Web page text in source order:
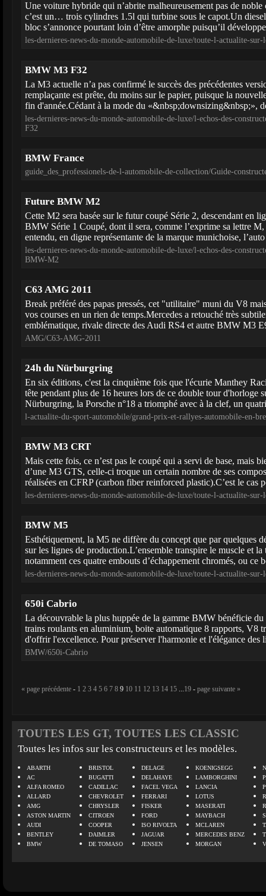
Une voiture hybride qui n’abrite malheureusement pas de
c’est un… trois cylindres 1.5l qui turbine sous le capot.Un
bloc s’annonce pourtant loin d’être amorphe puisqu’il
les-dernieres-news-du-monde-automobile-de-luxe/toute-l-actualite-
BMW M3 F32
La M3 actuelle n’a pas confirmé le succès des précédentes
remplaçante est prête, du moins sur le papier, puisque la
fin d'année.Cédant à la mode du «&nbsp;downsizing&nbsp;»,
les-dernieres-news-du-monde-automobile-de-luxe/l-echos-des-
F32
BMW France
guide_des_professionels-de-l-automobile-de-collection/Guide-
Future BMW M2
Cette M2 sera basée sur le futur coupé Série 2, descendant en
BMW Série 1 Coupé, dont il sera, comme l’exprime sa lettre
entendu, en digne représentante de la marque munichoise,
les-dernieres-news-du-monde-automobile-de-luxe/l-echos-des-
BMW-M2
C63 AMG 2011
Break préféré des papas pressés, cet "utilitaire" muni du V8
vos courses en un rien de temps.Mercedes a retouché très
emblématique, rivale directe des Audi RS4 et autre BMW M3
AMG/C63-AMG-2011
24h du Nürburgring
En six éditions, c'est la cinquième fois que l'écurie Manthey
tête pendant plus de 16 heures lors de ce double tour d'horloge
Nürburgring, la Porsche n°18 a triomphé avec à la clef, un
l-actualite-du-sport-automobile/grand-prix-et-rallyes-automobile-en-
BMW M3 CRT
Mais cette fois, ce n’est pas le coupé qui a servi de base, mais
d’une M3 GTS, celle-ci troque un certain nombre de ses
réalisées en CFRP (carbon fiber reinforced plastic).C’est le cas
les-dernieres-news-du-monde-automobile-de-luxe/toute-l-actualite-
BMW M5
Esthétiquement, la M5 ne diffère du concept que par quelques
sur les lignes de production.L’ensemble transpire le muscle et la
notamment ces quatre embouts d’échappement chromés, ou ce
les-dernieres-news-du-monde-automobile-de-luxe/toute-l-actualite-
650i Cabrio
La découvrable la plus huppée de la gamme BMW bénéficie
trains roulants en aluminium, boite automatique 8 rapports, V8
d'offrir l'excellence. Pour préserver l'harmonie et l'élégance des
BMW/650i-Cabrio
« page précédente - 1 2 3 4 5 6 7 8 9 10 11 12 13 14 15 ...19 - page suivante »
TOUTES LES GT, TOUTES LES CLASSIC
Toutes les infos sur les constructeurs et les modèles.
ABARTH
AC
ALFA ROMEO
ALLARD
AMG
ASTON MARTIN
AUDI
BENTLEY
BMW
BRISTOL
BUGATTI
CADILLAC
CHEVROLET
CHRYSLER
CITROEN
COOPER
DAIMLER
DE TOMASO
DELAGE
DELAHAYE
FACEL VEGA
FERRARI
FISKER
FORD
ISO RIVOLTA
JAGUAR
JENSEN
KOENIGSEGG
LAMBORGHINI
LANCIA
LOTUS
MASERATI
MAYBACH
MCLAREN
MERCEDES BENZ
MORGAN